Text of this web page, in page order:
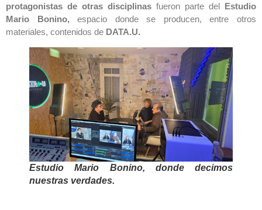
protagonistas de otras disciplinas fueron parte del Estudio
Mario Bonino, espacio donde se producen, entre otros
materiales, contenidos de DATA.U.
Estudio Mario Bonino, donde decimos
nuestras verdades.